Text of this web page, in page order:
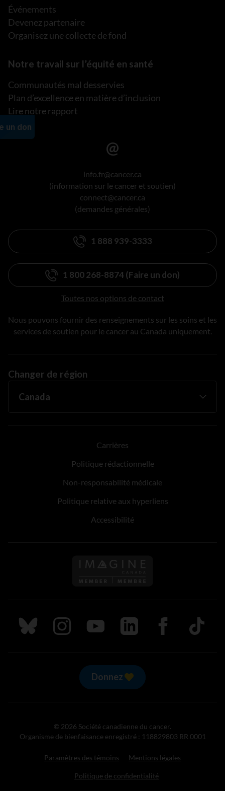
Événements
Devenez partenaire
Organisez une collecte de fond
Notre travail sur l’équité en santé
Communautés mal desservies
Plan d’excellence en matière d’inclusion
Lire notre rapport
info.fr@cancer.ca
(information sur le cancer et soutien)
connect@cancer.ca
(demandes générales)
1 888 939-3333
1 800 268-8874 (Faire un don)
Toutes nos options de contact
Nous pouvons fournir des renseignements sur les soins et les
services de soutien pour le cancer au Canada uniquement.
Changer de région
Carrières
Politique rédactionnelle
Non-responsabilité médicale
Politique relative aux hyperliens
Accessibilité
Suivez nous sur Bluesky
Suivez nous sur Instagram
Suivez nous sur Youtube
Suivez nous sur LinkedIn
Suivez nous sur
TikTok
Donnez
© 2026 Société canadienne du cancer.
Organisme de bienfaisance enregistré : 118829803 RR 0001
Paramètres des témoins Mentions légales
Politique de confidentialité